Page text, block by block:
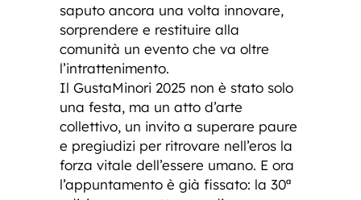
saputo ancora una volta innovare,
sorprendere e restituire alla
comunità un evento che va oltre
l’intrattenimento.
Il GustaMinori 2025 non è stato solo
una festa, ma un atto d’arte
collettivo, un invito a superare paure
e pregiudizi per ritrovare nell’eros la
forza vitale dell’essere umano. E ora
l’appuntamento è già fissato: la 30ª